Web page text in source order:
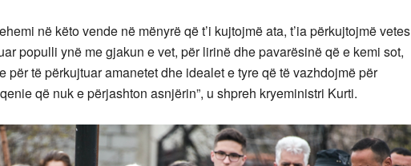
në këto vende në mënyrë që t’i kujtojmë ata, t’ia përkujtojmë vetes
populli ynë me gjakun e vet, për lirinë dhe pavarësinë që e kemi sot,
për të përkujtuar amanetet dhe idealet e tyre që të vazhdojmë për
që nuk e përjashton asnjërin”, u shpreh kryeministri Kurti.